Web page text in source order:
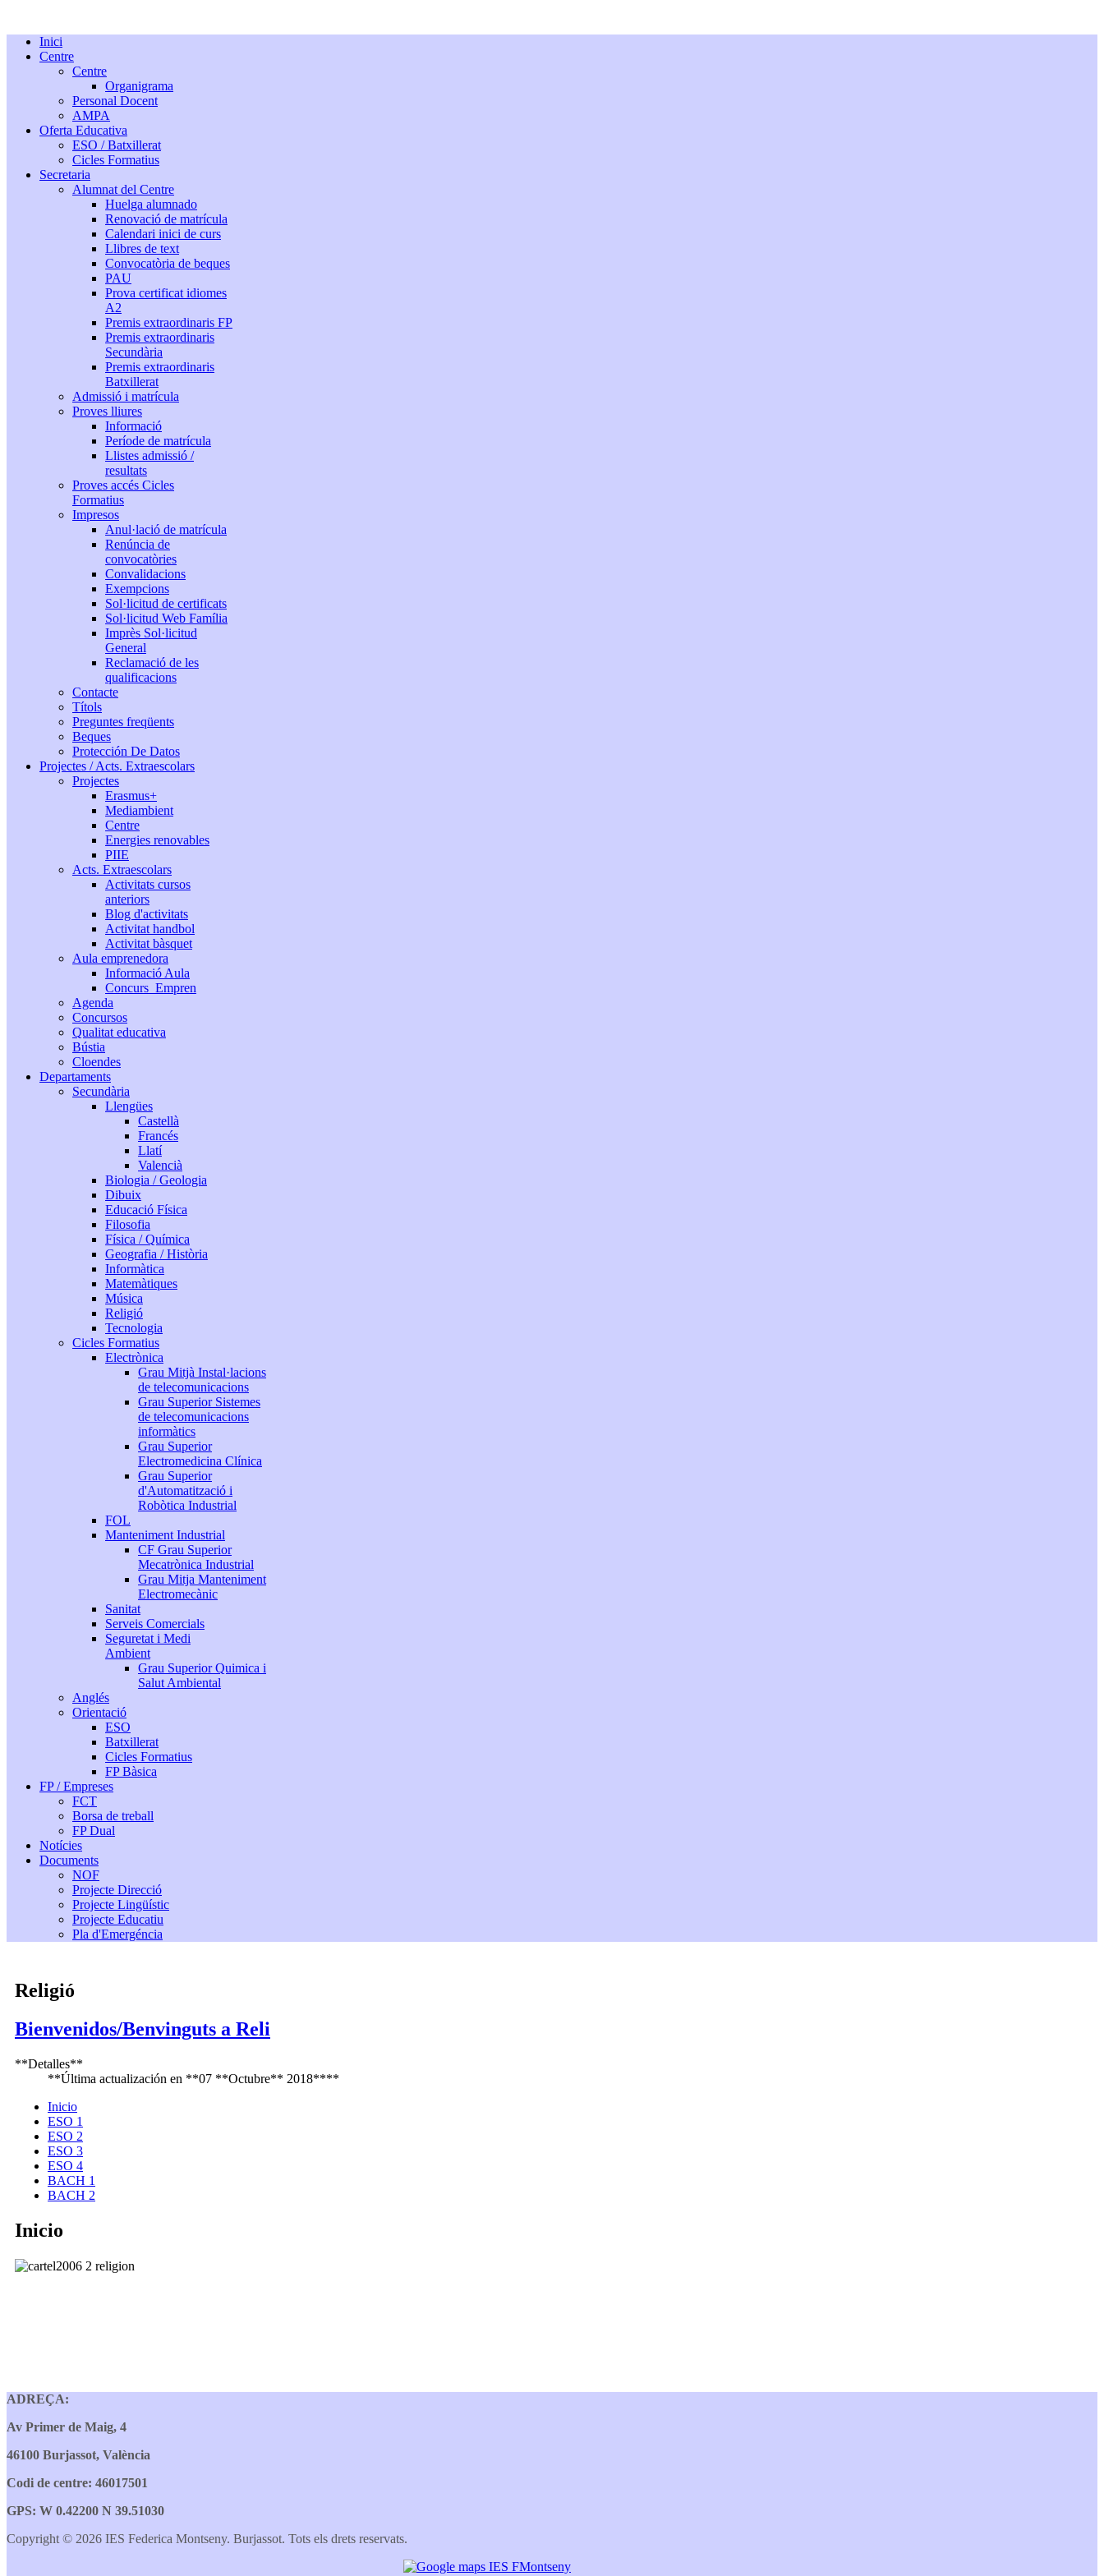
Inici
Centre
Centre
Organigrama
Personal Docent
AMPA
Oferta Educativa
ESO / Batxillerat
Cicles Formatius
Secretaria
Alumnat del Centre
Huelga alumnado
Renovació de matrícula
Calendari inici de curs
Llibres de text
Convocatòria de beques
PAU
Prova certificat idiomes
A2
Premis extraordinaris FP
Premis extraordinaris
Secundària
Premis extraordinaris
Batxillerat
Admissió i matrícula
Proves lliures
Informació
Període de matrícula
Llistes admissió /
resultats
Proves accés Cicles
Formatius
Impresos
Anul·lació de matrícula
Renúncia de
convocatòries
Convalidacions
Exempcions
Sol·licitud de certificats
Sol·licitud Web Família
Imprès Sol·licitud
General
Reclamació de les
qualificacions
Contacte
Títols
Preguntes freqüents
Beques
Protección De Datos
Projectes / Acts. Extraescolars
Projectes
Erasmus+
Mediambient
Centre
Energies renovables
PIIE
Acts. Extraescolars
Activitats cursos
anteriors
Blog d'activitats
Activitat handbol
Activitat bàsquet
Aula emprenedora
Informació Aula
Concurs_Empren
Agenda
Concursos
Qualitat educativa
Bústia
Cloendes
Departaments
Secundària
Llengües
Castellà
Francés
Llatí
Valencià
Biologia / Geologia
Dibuix
Educació Física
Filosofia
Física / Química
Geografia / Història
Informàtica
Matemàtiques
Música
Religió
Tecnologia
Cicles Formatius
Electrònica
Grau Mitjà Instal·lacions
de telecomunicacions
Grau Superior Sistemes
de telecomunicacions
informàtics
Grau Superior
Electromedicina Clínica
Grau Superior
d'Automatització i
Robòtica Industrial
FOL
Manteniment Industrial
CF Grau Superior
Mecatrònica Industrial
Grau Mitja Manteniment
Electromecànic
Sanitat
Serveis Comercials
Seguretat i Medi
Ambient
Grau Superior Quimica i
Salut Ambiental
Anglés
Orientació
ESO
Batxillerat
Cicles Formatius
FP Bàsica
FP / Empreses
FCT
Borsa de treball
FP Dual
Notícies
Documents
NOF
Projecte Direcció
Projecte Lingüístic
Projecte Educatiu
Pla d'Emergéncia
Religió
Bienvenidos/Benvinguts a Reli
**Detalles**
**Última actualización en **07 **Octubre** 2018****
Inicio
ESO 1
ESO 2
ESO 3
ESO 4
BACH 1
BACH 2
Inicio
ADREÇA:
Av Primer de Maig, 4
46100 Burjassot, València
Codi de centre: 46017501
GPS: W 0.42200 N 39.51030
Copyright © 2026 IES Federica Montseny. Burjassot. Tots els drets reservats.